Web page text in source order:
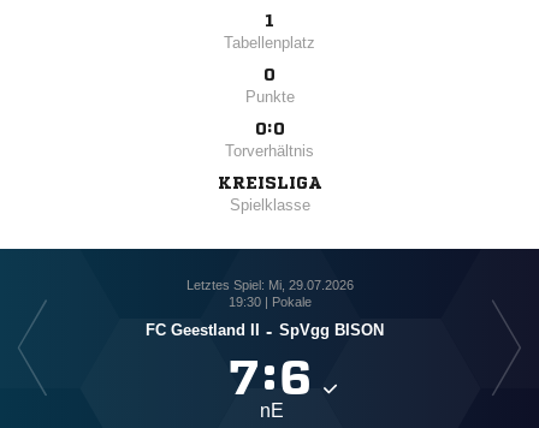
1
Tabellenplatz
0
Punkte
0:0
Torverhältnis
KREISLIGA
Spielklasse
Letztes Spiel: Mi, 29.07.2026
19:30 | Pokale
FC Geestland II - SpVgg BISON
:
nE